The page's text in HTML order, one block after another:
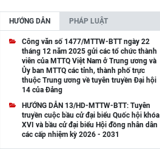
UBMTTQ Việt Nam tỉnh Quảng Ninh
UBMTTQ Việt Nam tỉnh Cao Bằng
UBMTTQ Việt Nam tỉnh Lạng Sơn
UBMTTQ Việt Nam tỉnh Lai Châu
UBMTTQ Việt Nam tỉnh Điện Biên
UBMTTQ Việt Nam tỉnh Sơn La
UBMTTQ Việt Nam tỉnh Thanh Hóa
HƯỚNG DẪN PHÁP LUẬT
Công văn số 1477/MTTW-BTT ngày 22
tháng 12 năm 2025 gửi các tổ chức thành
viên của MTTQ Việt Nam ở Trung ương và
Ủy ban MTTQ các tỉnh, thành phố trực
thuộc Trung ương về tuyên truyền Đại hội
14 của Đảng
HƯỚNG DẪN 13/HD-MTTW-BTT: Tuyên
truyền cuộc bầu cử đại biểu Quốc hội khóa
XVI và bầu cử đại biểu Hội đồng nhân dân
các cấp nhiệm kỳ 2026 - 2031